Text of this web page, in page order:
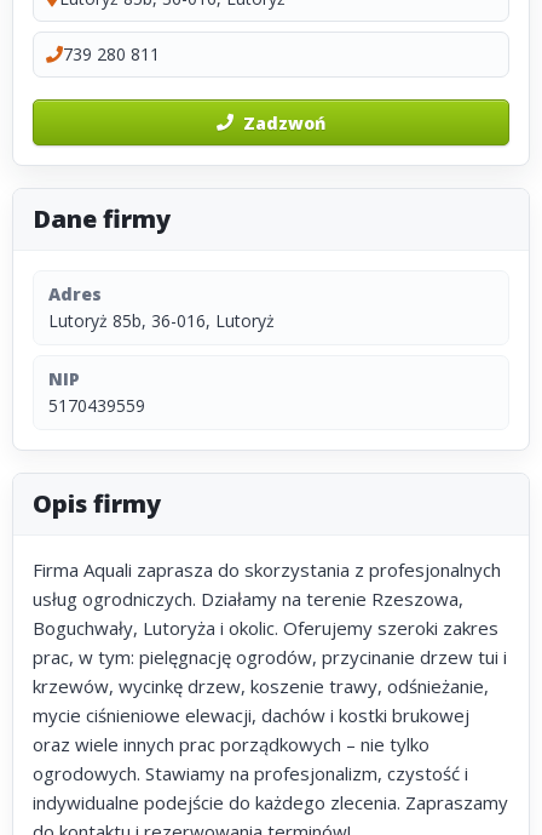
739 280 811
Zadzwoń
Dane firmy
Adres
Lutoryż 85b, 36-016, Lutoryż
NIP
5170439559
Opis firmy
Firma Aquali zaprasza do skorzystania z profesjonalnych
usług ogrodniczych. Działamy na terenie Rzeszowa,
Boguchwały, Lutoryża i okolic. Oferujemy szeroki zakres
prac, w tym: pielęgnację ogrodów, przycinanie drzew tui i
krzewów, wycinkę drzew, koszenie trawy, odśnieżanie,
mycie ciśnieniowe elewacji, dachów i kostki brukowej
oraz wiele innych prac porządkowych – nie tylko
ogrodowych. Stawiamy na profesjonalizm, czystość i
indywidualne podejście do każdego zlecenia. Zapraszamy